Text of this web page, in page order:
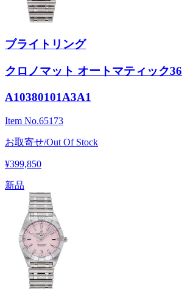
ブライトリング
クロノマット オートマティック36
A10380101A3A1
Item No.65173
お取寄せ/Out Of Stock
¥399,850
新品